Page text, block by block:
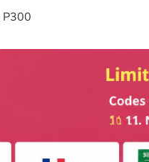
P300